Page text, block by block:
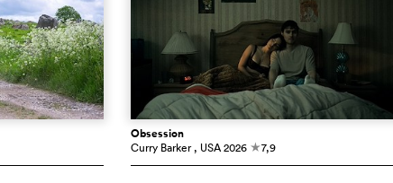
Obsession
Curry Barker , USA 2026 c7,9